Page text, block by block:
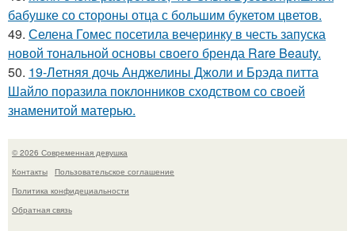
бабушке со стороны отца с большим букетом цветов.
49. Селена Гомес посетила вечеринку в честь запуска
новой тональной основы своего бренда Rare Beauty.
50. 19-Летняя дочь Анджелины Джоли и Брэда питта
Шайло поразила поклонников сходством со своей
знаменитой матерью.
© 2026 Современная девушка
Контакты
Пользовательское соглашение
Политика конфидециальности
Обратная связь